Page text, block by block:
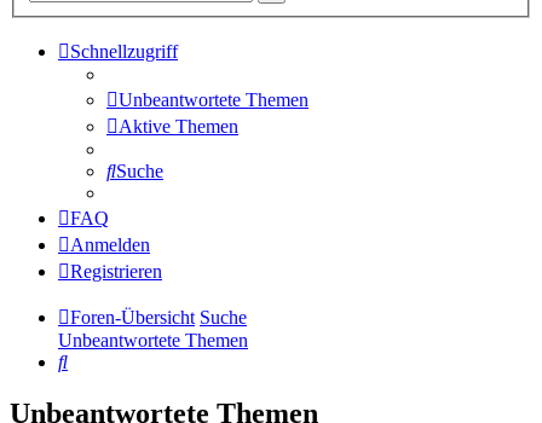
Schnellzugriff
Unbeantwortete Themen
Aktive Themen
Suche
FAQ
Anmelden
Registrieren
Foren-Übersicht Suche
Unbeantwortete Themen
Suche
Unbeantwortete Themen